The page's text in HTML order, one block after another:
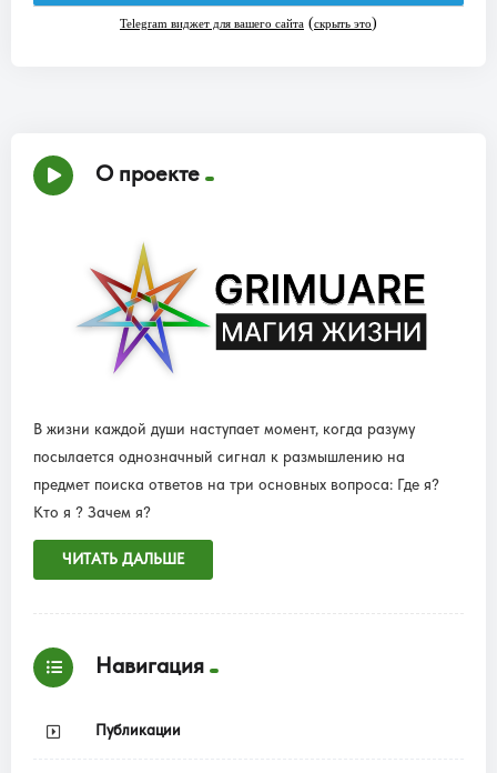
О проекте
В жизни каждой души наступает момент, когда разуму
посылается однозначный сигнал к размышлению на
предмет поиска ответов на три основных вопроса: Где я?
Кто я ? Зачем я?
ЧИТАТЬ ДАЛЬШЕ
Навигация
Публикации